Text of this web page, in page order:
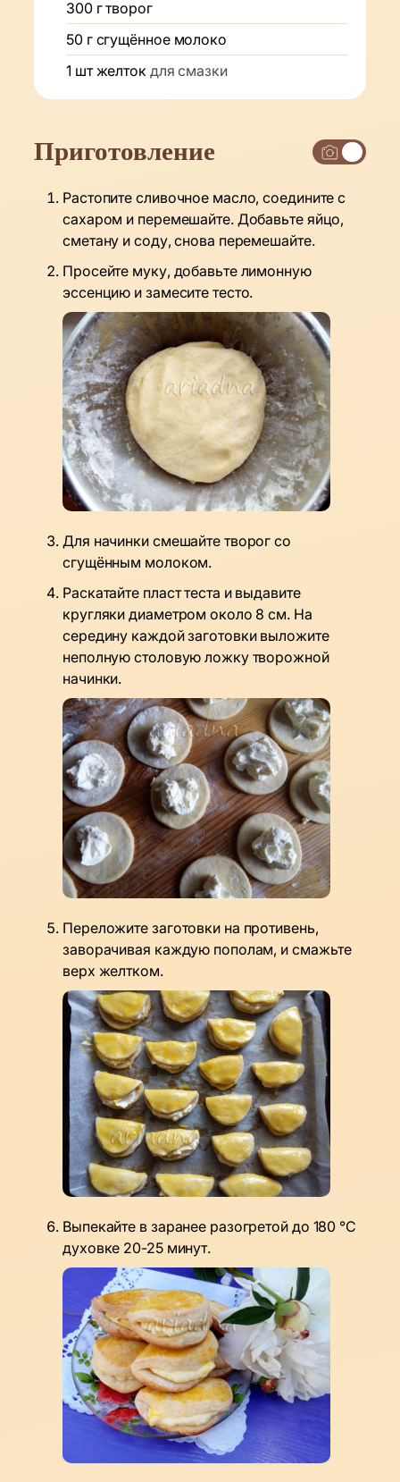
300 гтворог
50 г сгущённое молоко
1 шт желток для смазки
Приготовление
Растопите сливочное масло, соедините с
сахаром и перемешайте. Добавьте яйцо,
сметану и соду, снова перемешайте.
Просейте муку, добавьте лимонную
эссенцию и замесите тесто.
Для начинки смешайте творог со
сгущённым молоком.
Раскатайте пласт теста и выдавите
кругляки диаметром около 8 см. На
середину каждой заготовки выложите
неполную столовую ложку творожной
начинки.
Переложите заготовки на противень,
заворачивая каждую пополам, и смажьте
верх желтком.
Выпекайте в заранее разогретой до 180 °C
духовке 20-25 минут.